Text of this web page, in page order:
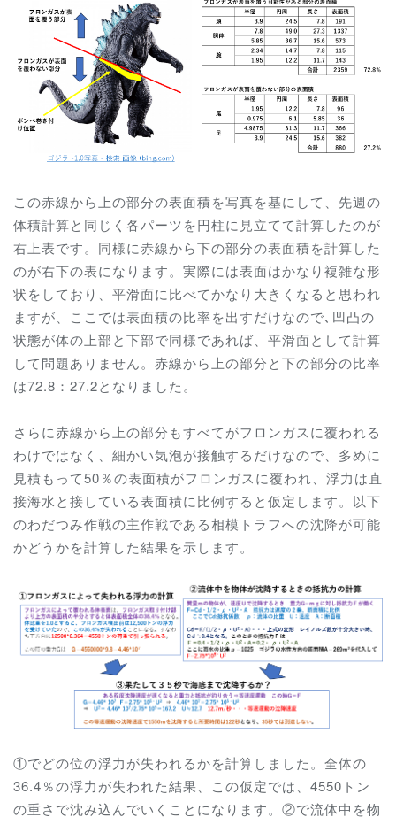
この赤線から上の部分の表面積を写真を基にして、先週の
体積計算と同じく各パーツを円柱に見立てて計算したのが
右上表です。同様に赤線から下の部分の表面積を計算した
のが右下の表になります。実際には表面はかなり複雑な形
状をしており、平滑面に比べてかなり大きくなると思われ
ますが、ここでは表面積の比率を出すだけなので､凹凸の
状態が体の上部と下部で同様であれば、平滑面として計算
して問題ありません。赤線から上の部分と下の部分の比率
は72.8：27.2となりました。
さらに赤線から上の部分もすべてがフロンガスに覆われる
わけではなく、細かい気泡が接触するだけなので、多めに
見積もって50％の表面積がフロンガスに覆われ、浮力は直
接海水と接している表面積に比例すると仮定します。以下
のわだつみ作戦の主作戦である相模トラフへの沈降が可能
かどうかを計算した結果を示します。
①でどの位の浮力が失われるかを計算しました。全体の
36.4％の浮力が失われた結果、この仮定では、4550トン
の重さで沈み込んでいくことになります。②で流体中を物